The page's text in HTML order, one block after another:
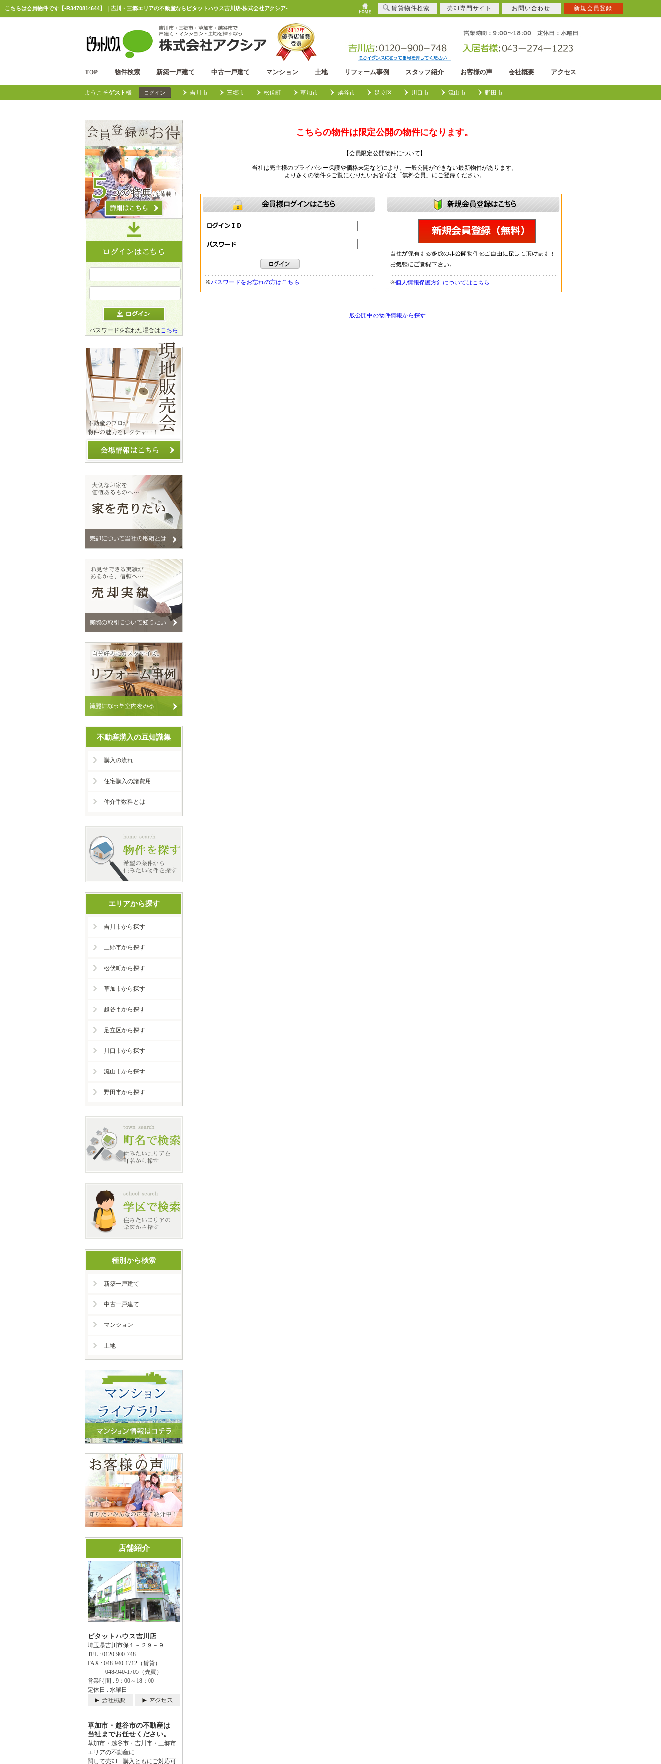
こちらは会員物件です【-R3470814644】｜吉川・三郷エリアの不動産ならピタットハウス吉川店-株式会社アクシア-
TOP 物件検索 新築一戸建て 中古一戸建て マンション 土地 リフォーム事例 スタッフ紹介 お客様の声 会社概要 アクセス
ようこそゲスト様 ログイン 吉川市 三郷市 松伏町 草加市 越谷市 足立区 川口市 流山市 野田市
こちらの物件は限定公開の物件になります。
【会員限定公開物件について】
当社は売主様のプライバシー保護や価格未定などにより、一般公開ができない最新物件があります。
より多くの物件をご覧になりたいお客様は「無料会員」にご登録ください。
※パスワードをお忘れの方はこちら ※個人情報保護方針についてはこちら
一般公開中の物件情報から探す
パスワードを忘れた場合はこちら
不動産購入の豆知識集
購入の流れ
住宅購入の諸費用
仲介手数料とは
エリアから探す
吉川市から探す
三郷市から探す
松伏町から探す
草加市から探す
越谷市から探す
足立区から探す
川口市から探す
流山市から探す
野田市から探す
種別から検索
新築一戸建て
中古一戸建て
マンション
土地
店舗紹介
ピタットハウス吉川店
埼玉県吉川市保１－２９－９
TEL : 0120-900-748
FAX : 048-940-1712（賃貸）
048-940-1705（売買）
営業時間 : 9：00～18：00
定休日 : 水曜日
草加市・越谷市の不動産は
当社までお任せください。
草加市・越谷市・吉川市・三郷市
エリアの不動産に
関して売却・購入ともにご対応可
賃貸物件検索 売却専門サイト お問い合わせ 新規会員登録